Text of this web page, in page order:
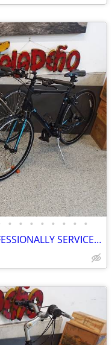
• • • • • • • •
MANY BIKES AVAILABLE ALL PROFESSIONALLY SERVICED READY TO RIDE